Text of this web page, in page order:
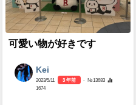
可愛い物が好きです
Kei
2023/5/11 3 年前
- №13683
1674